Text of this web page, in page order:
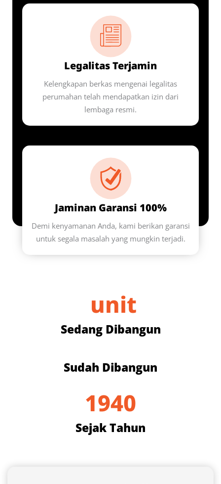
Legalitas Terjamin
Kelengkapan berkas mengenai legalitas
perumahan telah mendapatkan izin dari
lembaga resmi.
Jaminan Garansi 100%
Demi kenyamanan Anda, kami berikan garansi
untuk segala masalah yang mungkin terjadi.
Sedang Dibangun
unit
Sudah Dibangun
Sejak Tahun
1940